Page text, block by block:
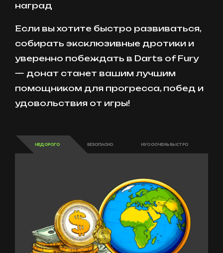
наград
Если вы хотите быстро развиваться,
собирать эксклюзивные дротики и
уверенно побеждать в Darts of Fury
— донат станет вашим лучшим
помощником для прогресса, побед и
удовольствия от игры!
НЕДОРОГО БЕЗОПАСНО НУ ОООЧЕНЬ БЫСТРО